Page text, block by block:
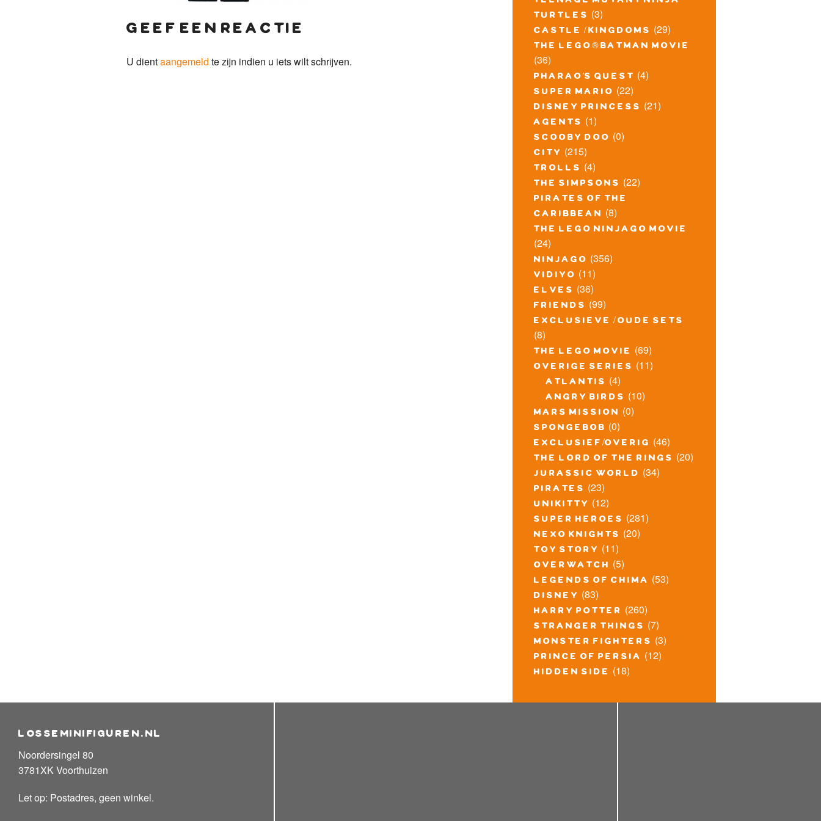
geef een reactie
U dientaangemeld te zijn indien u iets wilt schrijven.
turtles (3)
castle / kingdoms (29)
the lego® batman movie
(36)
pharao's quest (4)
super mario (22)
disney princess (21)
agents (1)
scooby doo (0)
city (215)
trolls (4)
the simpsons (22)
pirates of the
caribbean (8)
the lego ninjago movie
(24)
ninjago (356)
vidiyo (11)
elves (36)
friends (99)
exclusieve / oude sets
(8)
the lego movie (69)
overige series (11)
atlantis (4)
angry birds (10)
mars mission (0)
spongebob (0)
exclusief/overig (46)
the lord of the rings (20)
jurassic world (34)
pirates (23)
unikitty (12)
super heroes (281)
nexo knights (20)
toy story (11)
overwatch (5)
legends of chima (53)
disney (83)
harry potter (260)
stranger things (7)
monster fighters (3)
prince of persia (12)
hidden side (18)
losseminifiguren.nl
Noordersingel 80
3781XK Voorthuizen
Let op: Postadres, geen winkel.